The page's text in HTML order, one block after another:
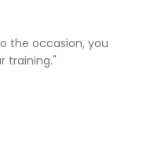
the occasion, you
training."